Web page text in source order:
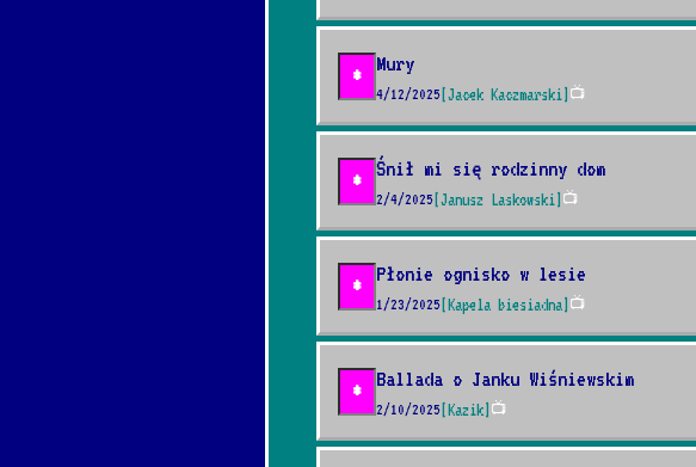
* Mury
4/12/2025 [Jacek Kaczmarski] 📺
* Śnił mi się rodzinny dom
2/4/2025 [Janusz Laskowski] 📺
* Płonie ognisko w lesie
1/23/2025 [Kapela biesiadna] 📺
* Ballada o Janku Wiśniewskim
2/10/2025 [Kazik] 📺